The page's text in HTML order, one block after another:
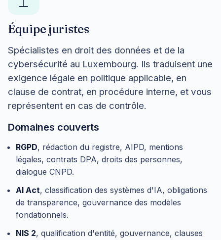
Équipe juristes
Spécialistes en droit des données et de la
cybersécurité au Luxembourg. Ils traduisent une
exigence légale en politique applicable, en
clause de contrat, en procédure interne, et vous
représentent en cas de contrôle.
Domaines couverts
RGPD, rédaction du registre, AIPD, mentions
légales, contrats DPA, droits des personnes,
dialogue CNPD.
AI Act, classification des systèmes d'IA, obligations
de transparence, gouvernance des modèles
fondationnels.
NIS 2, qualification d'entité, gouvernance, clauses